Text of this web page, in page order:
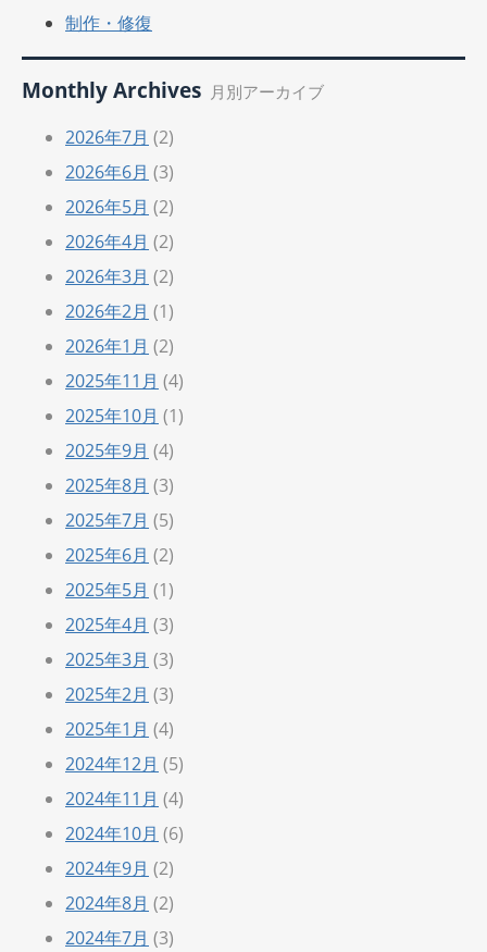
制作・修復
Monthly Archives 月別アーカイブ
2026年7月 (2)
2026年6月 (3)
2026年5月 (2)
2026年4月 (2)
2026年3月 (2)
2026年2月 (1)
2026年1月 (2)
2025年11月 (4)
2025年10月 (1)
2025年9月 (4)
2025年8月 (3)
2025年7月 (5)
2025年6月 (2)
2025年5月 (1)
2025年4月 (3)
2025年3月 (3)
2025年2月 (3)
2025年1月 (4)
2024年12月 (5)
2024年11月 (4)
2024年10月 (6)
2024年9月 (2)
2024年8月 (2)
2024年7月 (3)